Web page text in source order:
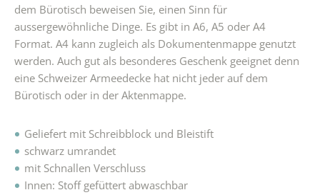
dem Bürotisch beweisen Sie, einen Sinn für
aussergewöhnliche Dinge. Es gibt in A6, A5 oder A4
Format. A4 kann zugleich als Dokumentenmappe genutzt
werden. Auch gut als besonderes Geschenk geeignet denn
eine Schweizer Armeedecke hat nicht jeder auf dem
Bürotisch oder in der Aktenmappe.
Geliefert mit Schreibblock und Bleistift
schwarz umrandet
mit Schnallen Verschluss
Innen: Stoff gefüttert abwaschbar